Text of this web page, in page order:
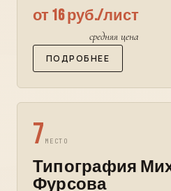
от 16 руб./лист
средняя цена
ПОДРОБНЕЕ
7 МЕСТО
Типография
Фурсова